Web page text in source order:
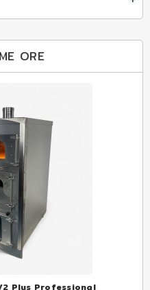
ORE
Plus Professional